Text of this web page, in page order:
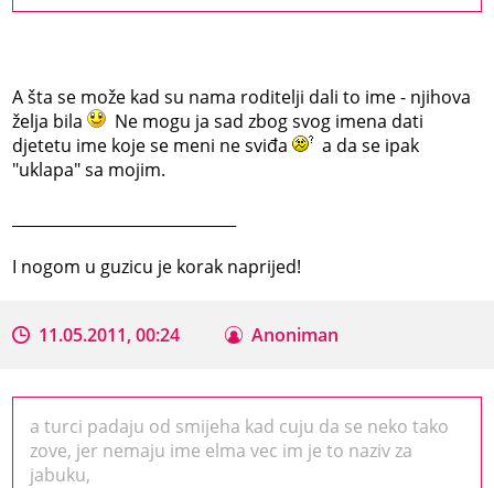
A šta se može kad su nama roditelji dali to ime - njihova
želja bila
Ne mogu ja sad zbog svog imena dati
djetetu ime koje se meni ne sviđa
a da se ipak
"uklapa" sa mojim.
I nogom u guzicu je korak naprijed!
11.05.2011, 00:24 Anoniman
a turci padaju od smijeha kad cuju da se neko tako
zove, jer nemaju ime elma vec im je to naziv za
jabuku,